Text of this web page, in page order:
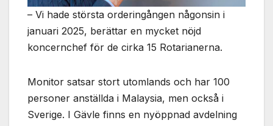
– Vi hade största orderingången någonsin i
januari 2025, berättar en mycket nöjd
koncernchef för de cirka 15 Rotarianerna.
Monitor satsar stort utomlands och har 100
personer anställda i Malaysia, men också i
Sverige. I Gävle finns en nyöppnad avdelning
att hemsidan
över huvud
taget ska
fungera.
Statistik
För att vi ska
förbättra